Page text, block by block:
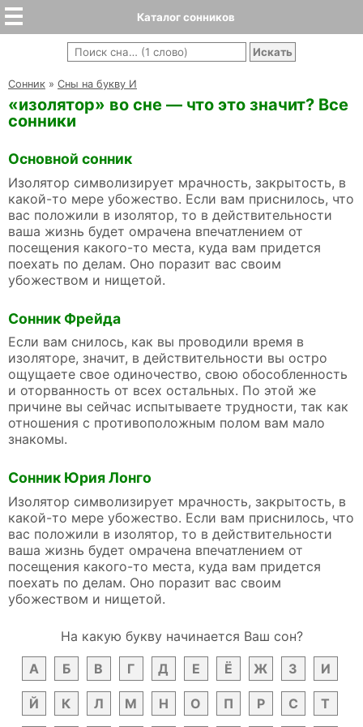
Каталог сонников
Cонник » Сны на букву И
«изолятор» во сне — что это значит? Все
сонники
Основной сонник
Изолятор символизирует мрачность, закрытость, в
какой-то мере убожество. Если вам приснилось, что
вас положили в изолятор, то в действительности
ваша жизнь будет омрачена впечатлением от
посещения какого-то места, куда вам придется
поехать по делам. Оно поразит вас своим
убожеством и нищетой.
Сонник Фрейда
Если вам снилось, как вы проводили время в
изоляторе, значит, в действительности вы остро
ощущаете свое одиночество, свою обособленность
и оторванность от всех остальных. По этой же
причине вы сейчас испытываете трудности, так как
отношения с противоположным полом вам мало
знакомы.
Сонник Юрия Лонго
Изолятор символизирует мрачность, закрытость, в
какой-то мере убожество. Если вам приснилось, что
вас положили в изолятор, то в действительности
ваша жизнь будет омрачена впечатлением от
посещения какого-то места, куда вам придется
поехать по делам. Оно поразит вас своим
убожеством и нищетой.
На какую букву начинается Ваш сон?
А
Б В Г Д Е Ё Ж З И
Й К Л М Н О П Р С Т